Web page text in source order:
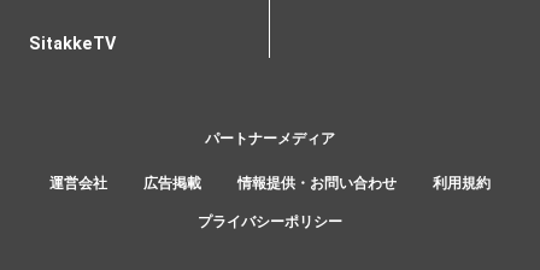
SitakkeTV
運営会社 広告掲載 情報提供・お問い合わせ 利用規約
プライバシーポリシー
パートナーメディア